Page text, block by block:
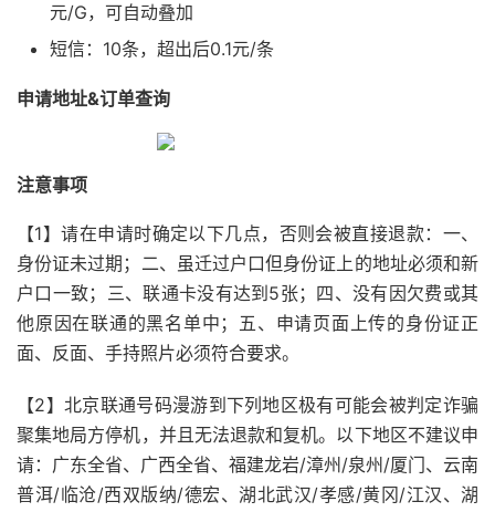
元/G，可自动叠加
短信：10条，超出后0.1元/条
申请地址&订单查询
注意事项
【1】请在申请时确定以下几点，否则会被直接退款：一、
身份证未过期；二、虽迁过户口但身份证上的地址必须和新
户口一致；三、联通卡没有达到5张；四、没有因欠费或其
他原因在联通的黑名单中；五、申请页面上传的身份证正
面、反面、手持照片必须符合要求。
【2】北京联通号码漫游到下列地区极有可能会被判定诈骗
聚集地局方停机，并且无法退款和复机。以下地区不建议申
请：广东全省、广西全省、福建龙岩/漳州/泉州/厦门、云南
普洱/临沧/西双版纳/德宏、湖北武汉/孝感/黄冈/江汉、湖